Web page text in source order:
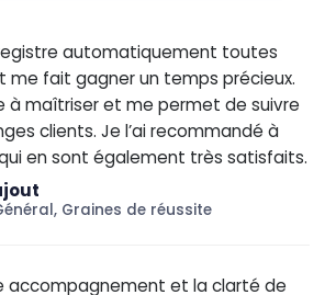
automatiquement toutes
me fait gagner un temps précieux.
à maîtriser et me permet de suivre
clients. Je l’ai recommandé à
en sont également très satisfaits.
Graines de réussite
accompagnement et la clarté de